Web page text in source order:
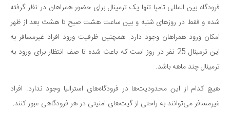
مسابقه
اخبار
فرودگاه بین المللی تامپا تنها یک ترمینال برای حضور همراهان در نظر گرفته
شده و فقط در روزهای شنبه و بین ساعت هشت صبح تا هشت بعد از ظهر
امکان ورود همراهان وجود دارد. همچنین ظرفیت ورود افراد غیرمسافر به
این ترمینال 25 نفر در روز است که باعث شده تا صف انتظار برای ورود به
ترمینال چند ماهه باشد.
هیچ کدام از این محدودیت‌ها در فرودگاه‌های استرالیا وجود ندارد. افراد
غیرمسافر می‌توانند به راحتی از گیت‌های امنیتی در هر فرودگاهی عبور کنند.